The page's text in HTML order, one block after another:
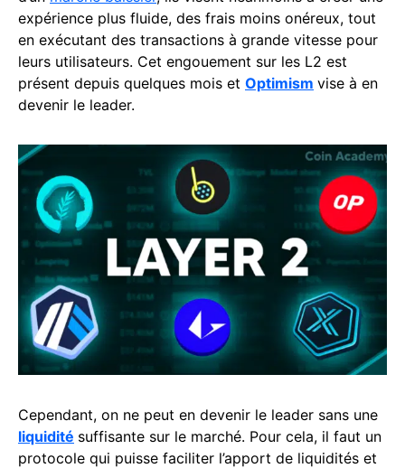
expérience plus fluide, des frais moins onéreux, tout
en exécutant des transactions à grande vitesse pour
leurs utilisateurs. Cet engouement sur les L2 est
présent depuis quelques mois et Optimism vise à en
devenir le leader.
Cependant, on ne peut en devenir le leader sans une
liquidité suffisante sur le marché. Pour cela, il faut un
protocole qui puisse faciliter l’apport de liquidités et